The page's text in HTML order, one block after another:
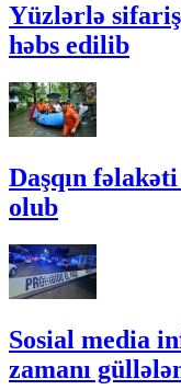
Yüzlərlə
həbs edilib
Daşqın
olub
Sosial media
zamanı